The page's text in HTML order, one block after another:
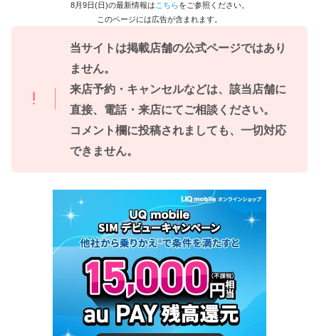
8月9日(日)の最新情報は こちらをご参照ください。
このページには広告が含まれます。
当サイトは掲載店舗の公式ページではあり
ません。
来店予約・キャンセルなどは、該当店舗に
直接、電話・来店にてご相談ください。
コメント欄に投稿されましても、一切対応
できません。